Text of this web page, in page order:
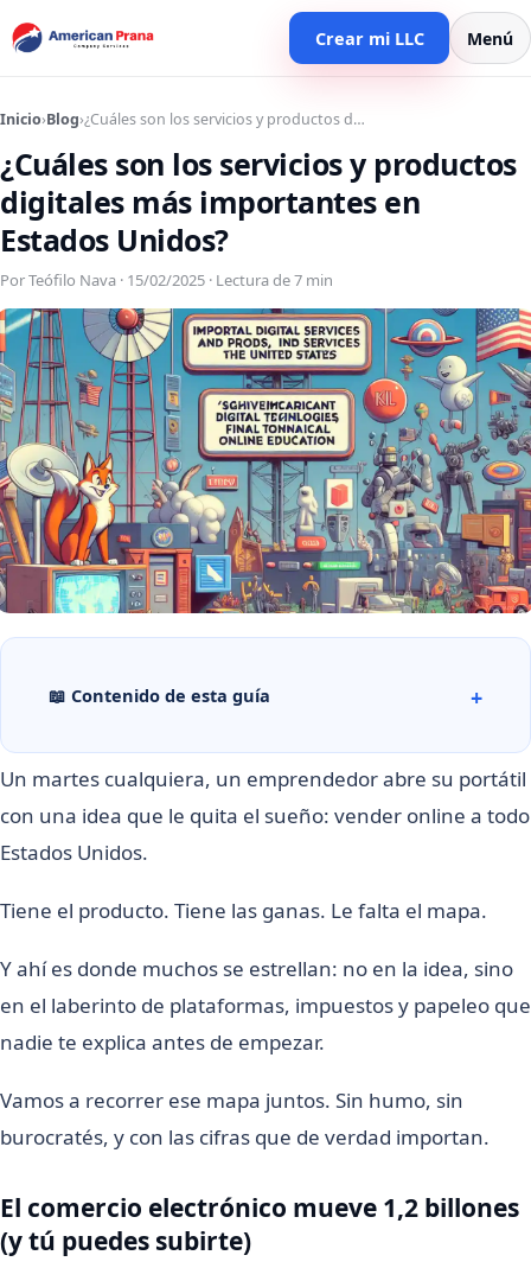
Crear mi LLC Menú
Inicio›Blog›¿Cuáles son los servicios y productos d…
¿Cuáles son los servicios y productos
digitales más importantes en
Estados Unidos?
Por Teófilo Nava · 15/02/2025 · Lectura de 7 min
📖 Contenido de esta guía
Un martes cualquiera, un emprendedor abre su portátil
con una idea que le quita el sueño: vender online a todo
Estados Unidos.
Tiene el producto. Tiene las ganas. Le falta el mapa.
Y ahí es donde muchos se estrellan: no en la idea, sino
en el laberinto de plataformas, impuestos y papeleo que
nadie te explica antes de empezar.
Vamos a recorrer ese mapa juntos. Sin humo, sin
burocratés, y con las cifras que de verdad importan.
El comercio electrónico mueve 1,2 billones
(y tú puedes subirte)